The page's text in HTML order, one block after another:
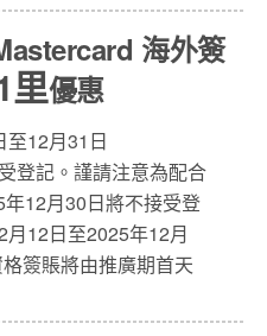
海外簽
里優惠
至12月31日
登記。謹請注意為配合
12月30日將不接受登
12日至2025年12月
簽賬將由推廣期首天